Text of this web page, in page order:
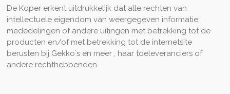
De Koper erkent uitdrukkelijk dat alle rechten van
intellectuele eigendom van weergegeven informatie,
mededelingen of andere uitingen met betrekking tot de
producten en/of met betrekking tot de internetsite
berusten bij Gekko`s en meer , haar toeleveranciers of
andere rechthebbenden.